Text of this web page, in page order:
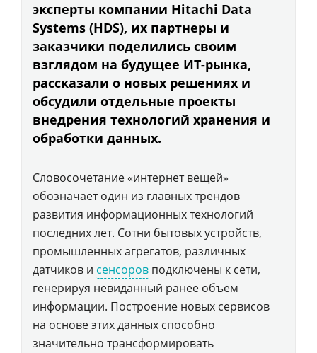
эксперты компании Hitachi Data
Systems (HDS), их партнеры и
заказчики поделились своим
взглядом на будущее ИТ-рынка,
рассказали о новых решениях и
обсудили отдельные проекты
внедрения технологий хранения и
обработки данных.
Словосочетание «интернет вещей»
обозначает один из главных трендов
развития информационных технологий
последних лет. Сотни бытовых устройств,
промышленных агрегатов, различных
датчиков и сенсоров подключены к сети,
генерируя невиданный ранее объем
информации. Построение новых сервисов
на основе этих данных способно
значительно трансформировать